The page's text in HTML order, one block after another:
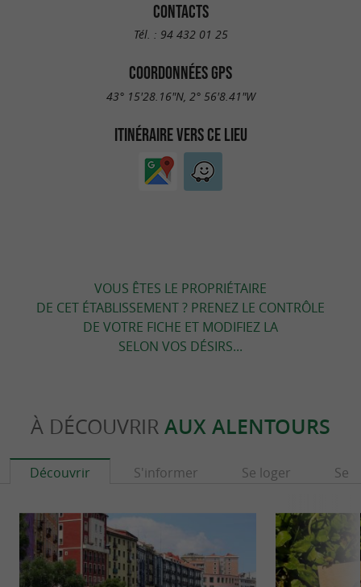
CONTACTS
Tél. : 94 432 01 25
COORDONNÉES GPS
43° 15'28.16"N, 2° 56'8.41"W
ITINÉRAIRE VERS CE LIEU
VOUS ÊTES LE PROPRIÉTAIRE
DE CET ÉTABLISSEMENT ? PRENEZ LE CONTRÔLE
DE VOTRE FICHE ET MODIFIEZ LA
SELON VOS DÉSIRS...
À DÉCOUVRIR AUX ALENTOURS
Découvrir S'informer Se loger Se